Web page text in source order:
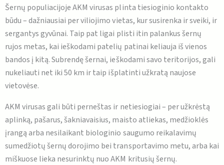
Šernų populiacijoje AKM virusas plinta tiesioginio kontakto
būdu – dažniausiai per viliojimo vietas, kur susirenka ir sveiki, ir
sergantys gyvūnai. Taip pat ligai plisti itin palankus šernų
rujos metas, kai ieškodami patelių patinai keliauja iš vienos
bandos į kitą. Subrendę šernai, ieškodami savo teritorijos, gali
nukeliauti net iki 50 km ir taip išplatinti užkratą naujose
vietovėse.
AKM virusas gali būti perneštas ir netiesiogiai – per užkrėstą
aplinką, pašarus, šakniavaisius, maisto atliekas, medžioklės
įrangą arba nesilaikant biologinio saugumo reikalavimų
sumedžiotų šernų dorojimo bei transportavimo metu, arba kai
miškuose lieka nesurinktų nuo AKM kritusių šernų.